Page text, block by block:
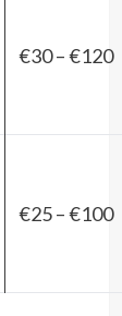
€30 – €120
€25 – €100